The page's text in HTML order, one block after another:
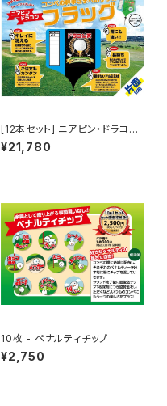
[12本セット] ニアピン・ドラコン
フラッグ（片面印刷）
¥21,780
10枚 - ペナルティチップ
¥2,750